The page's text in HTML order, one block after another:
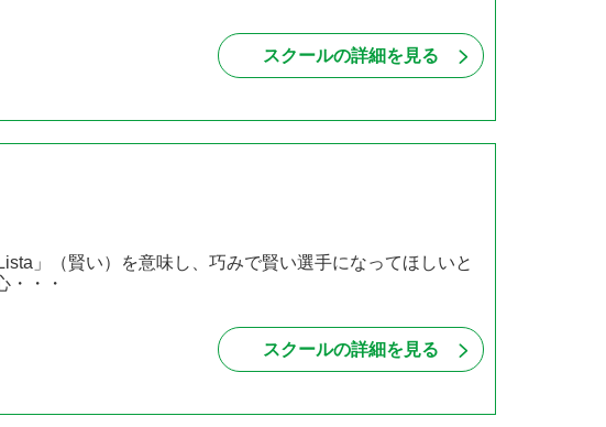
スクールの詳細を見る
」（賢い）を意味し、巧みで賢い選手になってほしいと
・・・
スクールの詳細を見る